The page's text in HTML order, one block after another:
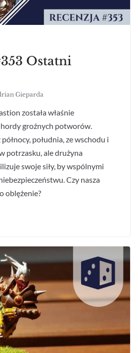
Ostatni
Gieparda
została właśnie
groźnych potworów.
południa, ze wschodu i
potrzasku, ale drużyna
swoje siły, by wspólnymi
Czy nasza
oblężenie?